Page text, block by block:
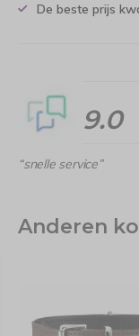
De beste prijs
9.0
“snelle service”
Anderen